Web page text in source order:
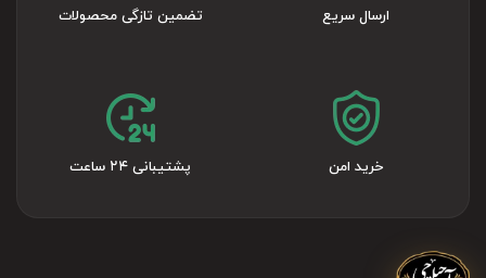
ارسال سریع تضمین تازگی محصولات
خرید امن پشتیبانی ۲۴ ساعت